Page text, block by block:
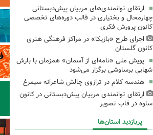
ارتقای توانمندی‌های مربیان پیش‌دبستانی
چهارمحال و بختیاری در قالب دوره‌های تخصصی
کانون پرورش فکری
اجرای طرح «بازیکا» در مراکز فرهنگی هنری
کانون گلستان
پویش ملی «نامه‌ای از آسمان» همزمان با بارش
شهابی برساوشی برگزار می‌شود
هندسه کلام در ترازوی چالش شاعرانه سیمرغ
ارتقای توانمندی مربیان پیش‌دبستانی در کانون
ساوه در قاب تصویر
پربازدید استان‌ها